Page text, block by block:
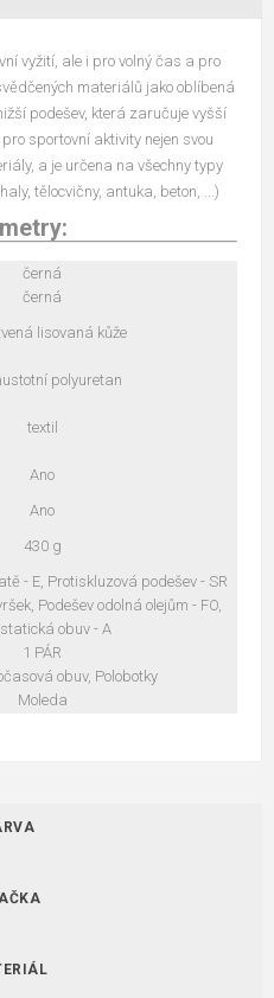
vyžití, ale i pro volný čas a pro
materiálů jako oblíbená
podešev, která zaručuje vyšší
sportovní aktivity nejen svou
a je určena na všechny typy
tělocvičny, antuka, beton, ...)
černá
černá
lisovaná kůže
polyuretan
textil
Ano
Ano
430 g
- E, Protiskluzová podešev - SR
Podešev odolná olejům - FO,
obuv - A
1 PÁR
obuv, Polobotky
Moleda